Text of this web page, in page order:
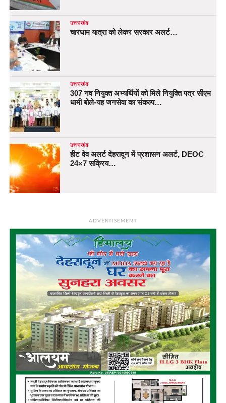
उत्तराखंड
चारधाम यात्रा को लेकर सरकार अलर्ट…
उत्तराखंड
307 नव नियुक्त अभ्यर्थियों को मिले नियुक्ति पत्र सीएम
धामी बोले-यह जनसेवा का संकल्प…
उत्तराखंड
हीट वेव अलर्ट देहरादून में प्रशासन अलर्ट, DEOC
24×7 सक्रिय…
ADVERTISEMENT